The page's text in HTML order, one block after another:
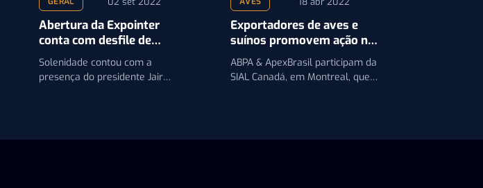
Abertura da Expointer
conta com desfile de
animais e apresentação
artística
Solenidade contou com a
presença do presidente Jair
Exportadores de aves e
suínos promovem ação no
Canadá
ABPA & ApexBrasil participam da
SIAL Canadá, em Montreal, que